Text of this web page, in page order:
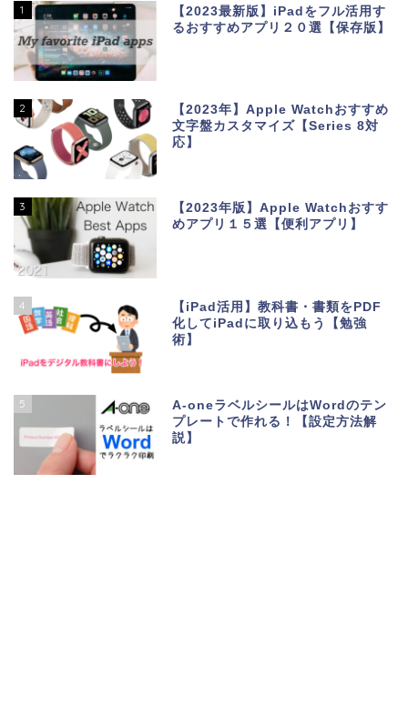
1
【2023最新版】iPadをフル活用す
るおすすめアプリ２０選【保存版】
2
【2023年】Apple Watchおすすめ
文字盤カスタマイズ【Series 8対
応】
3
【2023年版】Apple Watchおすす
めアプリ１５選【便利アプリ】
4
【iPad活用】教科書・書類をPDF
化してiPadに取り込もう【勉強
術】
5
A-oneラベルシールはWordのテン
プレートで作れる！【設定方法解
説】